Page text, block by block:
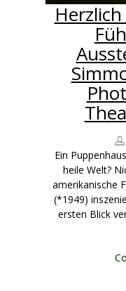
Ein
heile Welt?
amerikanische
(*1949)
ersten Blick